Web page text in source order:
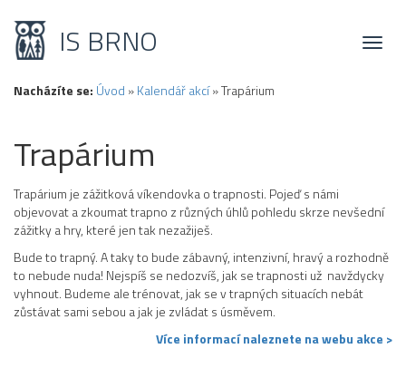
Toggle
IS BRNO
Nacházíte se: Úvod »Kalendář akcí»Trapárium
Trapárium
Trapárium je zážitková víkendovka o trapnosti. Pojeď s námi
objevovat a zkoumat trapno z různých úhlů pohledu skrze nevšední
zážitky a hry, které jen tak nezažiješ.
Bude to trapný. A taky to bude zábavný, intenzivní, hravý a rozhodně
to nebude nuda! Nejspíš se nedozvíš, jak se trapnosti už navždycky
vyhnout. Budeme ale trénovat, jak se v trapných situacích nebát
zůstávat sami sebou a jak je zvládat s úsměvem.
Více informací naleznete na webu akce >